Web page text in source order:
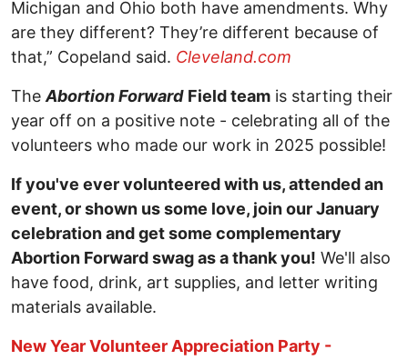
Michigan and Ohio both have amendments. Why
are they different? They’re different because of
that,” Copeland said. Cleveland.com
TheAbortion Forward Field team is starting their
year off on a positive note - celebrating all of the
volunteers who made our work in 2025 possible!
If you've ever volunteered with us, attended an
event, or shown us some love, join our January
celebration and get some complementary
Abortion Forward swag as a thank you! We'll also
have food, drink, art supplies, and letter writing
materials available.
New Year Volunteer Appreciation Party -